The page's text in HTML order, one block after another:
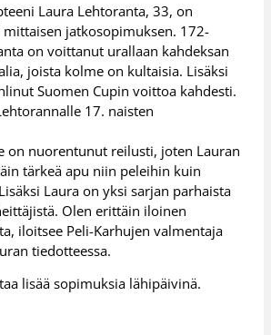
Laura Lehtoranta, 33, on
jatkosopimuksen. 172-
on voittanut urallaan kahdeksan
joista kolme on kultaisia. Lisäksi
Suomen Cupin voittoa kahdesti.
17. naisten
on nuorentunut reilusti, joten Lauran
tärkeä apu niin peleihin kuin
Laura on yksi sarjan parhaista
Olen erittäin iloinen
iloitsee Peli-Karhujen valmentaja
tiedotteessa.
lisää sopimuksia lähipäivinä.